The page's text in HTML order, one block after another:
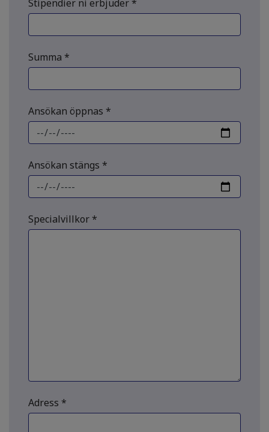
Stipendier ni erbjuder *
Summa *
Ansökan öppnas *
Ansökan stängs *
Specialvillkor *
Adress *